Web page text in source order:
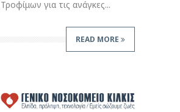
Τροφίμων για τις ανάγκες...
READ MORE